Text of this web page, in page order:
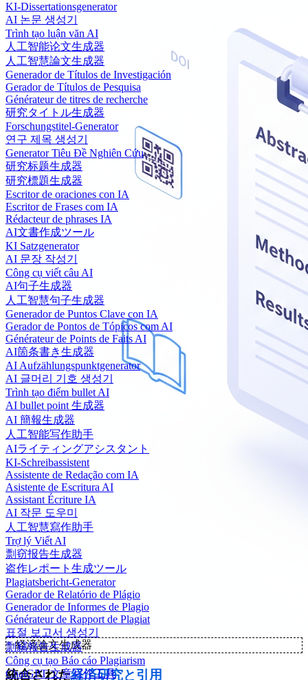
KI-Dissertationsgenerator
AI 논문 생성기
Trình tạo luận văn AI
人工智能论文生成器
人工智慧論文生成器
Generador de Títulos de Investigación
Gerador de Títulos de Pesquisa
Générateur de titres de recherche
研究タイトル生成器
Forschungstitel-Generator
연구 제목 생성기
Generator Tiêu Đề Nghiên Cứu
研究标题生成器
研究標題生成器
Escritor de oraciones con IA
Escritor de Frases com IA
Rédacteur de phrases IA
AI文書作成ツール
KI Satzgenerator
AI 문장 작성기
Công cụ viết câu AI
AI句子生成器
人工智慧句子生成器
Generador de Puntos Clave con IA
Gerador de Pontos de Tópicos com AI
Générateur de Points de Faits AI
AI箇条書き生成器
AI Aufzählungspunktgenerator
AI 글머리 기호 생성기
Trình tạo điểm bullet AI
AI bullet point 生成器
AI 簡報生成器
人工智能写作助手
AIライティングアシスタント
KI-Schreibassistent
Assistente de Redação com IA
Asistente de Escritura AI
Assistant Écriture IA
AI 작문 도우미
人工智慧寫作助手
Trợ lý Viết AI
剽窃报告生成器
盗作レポート生成ツール
Plagiatsbericht-Generator
Gerador de Relatório de Plágio
Generador de Informes de Plagio
Générateur de Rapport de Plagiat
표절 보고서 생성기
剽竊報告生成器
Công cụ tạo Báo cáo Plagiarism
ChatGPT 文章写作工具
✨経済論文生成器
統合された経済研究と引用